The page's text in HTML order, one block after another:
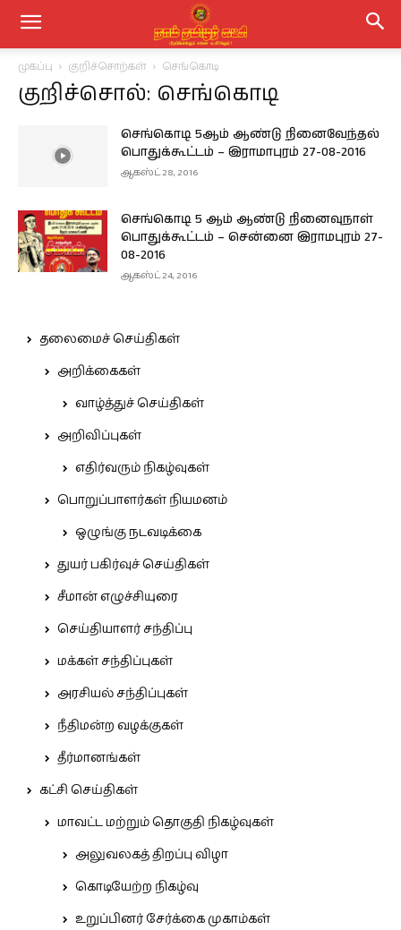
முகப்பு குறிச்சொற்கள் செங்கொடி
குறிச்சொல்: செங்கொடி
செங்கொடி 5ஆம் ஆண்டு நினைவேந்தல்
பொதுக்கூட்டம் – இராமாபுரம் 27-08-2016
ஆகஸ்ட் 28, 2016
செங்கொடி 5 ஆம் ஆண்டு நினைவுநாள்
பொதுக்கூட்டம் – சென்னை இராமபுரம் 27-
08-2016
ஆகஸ்ட் 24, 2016
தலைமைச் செய்திகள்
அறிக்கைகள்
வாழ்த்துச் செய்திகள்
அறிவிப்புகள்
எதிர்வரும் நிகழ்வுகள்
பொறுப்பாளர்கள் நியமனம்
ஒழுங்கு நடவடிக்கை
துயர் பகிர்வுச் செய்திகள்
சீமான் எழுச்சியுரை
செய்தியாளர் சந்திப்பு
மக்கள் சந்திப்புகள்
அரசியல் சந்திப்புகள்
நீதிமன்ற வழக்குகள்
தீர்மானங்கள்
கட்சி செய்திகள்
மாவட்ட மற்றும் தொகுதி நிகழ்வுகள்
அலுவலகத் திறப்பு விழா
கொடியேற்ற நிகழ்வு
உறுப்பினர் சேர்க்கை முகாம்கள்